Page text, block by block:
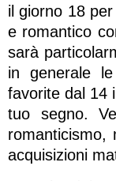
il giorno 18
e romantico
sarà
in generale
favorite dal 14
tuo segno.
romanticismo,
acquisizioni